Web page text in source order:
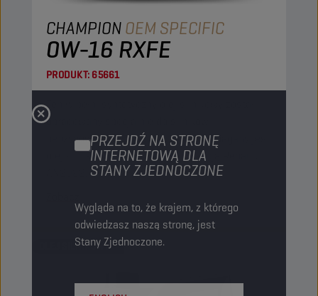
PRZEJDŹ NA STRONĘ
INTERNETOWĄ DLA
STANY ZJEDNOCZONE
Wygląda na to, że krajem, z którego
odwiedzasz naszą stronę, jest
Stany Zjednoczone.
CHAMPIONOEM SPECIFIC
0W-16 RXFE
PRODUKT: 65661
Ten w pełni syntetyczny olej silnikowy został
opracowany specjalnie do silników
benzynowych Renault, w których wymagany jest
olej silnikowy zgodny ze specyfikacją Renault
OLEJ SILNIKOWY